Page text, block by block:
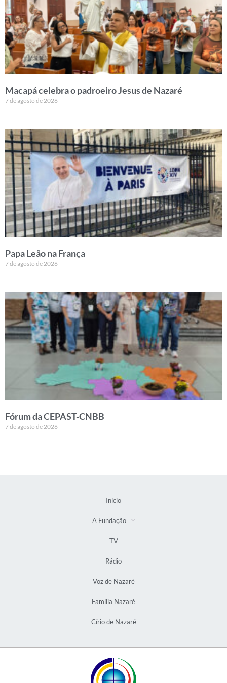
Macapá celebra o padroeiro Jesus de Nazaré
7 de agosto de 2026
Papa Leão na França
7 de agosto de 2026
Fórum da CEPAST-CNBB
7 de agosto de 2026
Início
A Fundação
TV
Rádio
Voz de Nazaré
Família Nazaré
Círio de Nazaré